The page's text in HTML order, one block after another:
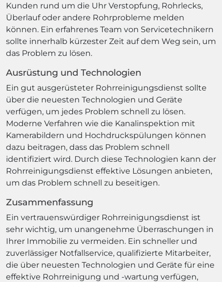
Kunden rund um die Uhr Verstopfung, Rohrlecks,
Überlauf oder andere Rohrprobleme melden
können. Ein erfahrenes Team von Servicetechnikern
sollte innerhalb kürzester Zeit auf dem Weg sein, um
das Problem zu lösen.
Ausrüstung und Technologien
Ein gut ausgerüsteter Rohrreinigungsdienst sollte
über die neuesten Technologien und Geräte
verfügen, um jedes Problem schnell zu lösen.
Moderne Verfahren wie die Kanalinspektion mit
Kamerabildern und Hochdruckspülungen können
dazu beitragen, dass das Problem schnell
identifiziert wird. Durch diese Technologien kann der
Rohrreinigungsdienst effektive Lösungen anbieten,
um das Problem schnell zu beseitigen.
Zusammenfassung
Ein vertrauenswürdiger Rohrreinigungsdienst ist
sehr wichtig, um unangenehme Überraschungen in
Ihrer Immobilie zu vermeiden. Ein schneller und
zuverlässiger Notfallservice, qualifizierte Mitarbeiter,
die über neuesten Technologien und Geräte für eine
effektive Rohrreinigung und -wartung verfügen,